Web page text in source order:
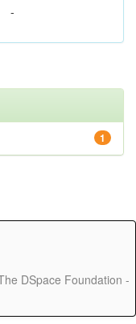
-
1
DSpace Foundation -